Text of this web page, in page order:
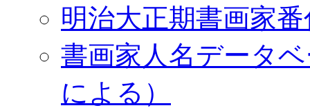
明治大正期書画家
書画家人名データ
による）